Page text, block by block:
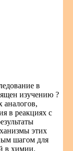
в
изучению ?
аналогов,
в реакциях с
этих
шагом для
в химии.